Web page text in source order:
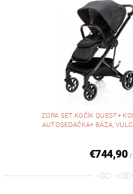
ZOPA SET KOČÍK QUEST+
AUTOSEDAČKA+ BÁZA,
€744,90 /